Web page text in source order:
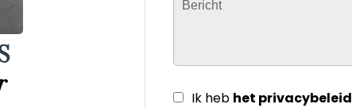
Ik heb het privacybeleid